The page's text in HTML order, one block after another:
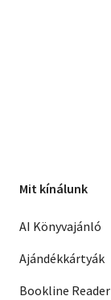
Mit kínálunk
AI Könyvajánló
Ajándékkártyák
Bookline Reader